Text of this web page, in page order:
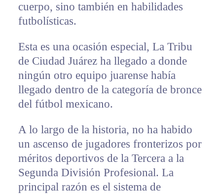
cuerpo, sino también en habilidades
futbolísticas.
Esta es una ocasión especial, La Tribu
de Ciudad Juárez ha llegado a donde
ningún otro equipo juarense había
llegado dentro de la categoría de bronce
del fútbol mexicano.
A lo largo de la historia, no ha habido
un ascenso de jugadores fronterizos por
méritos deportivos de la Tercera a la
Segunda División Profesional. La
principal razón es el sistema de